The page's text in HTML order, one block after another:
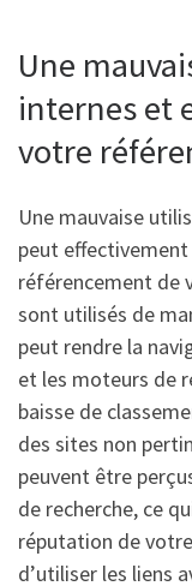
Une
internes et
votre
Une mauvaise
peut
référencement de
sont utilisés de
peut rendre la
et les moteurs de
baisse de
des sites non
peuvent être
de recherche, ce
réputation de
d’utiliser les liens